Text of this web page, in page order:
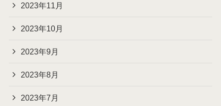
2023年11月
2023年10月
2023年9月
2023年8月
2023年7月